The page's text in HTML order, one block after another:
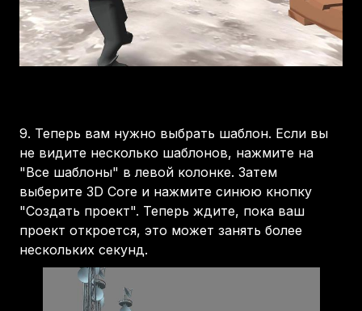
9. Теперь вам нужно выбрать шаблон. Если вы
не видите несколько шаблонов, нажмите на
"Все шаблоны" в левой колонке. Затем
выберите 3D Core и нажмите синюю кнопку
"Создать проект". Теперь ждите, пока ваш
проект откроется, это может занять более
нескольких секунд.